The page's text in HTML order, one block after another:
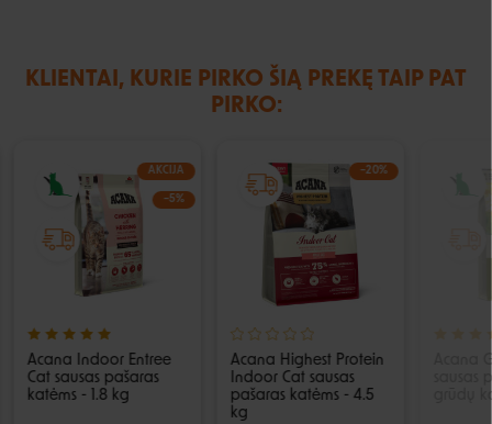
KLIENTAI, KURIE PIRKO ŠIĄ PREKĘ TAIP PAT
PIRKO:
AKCIJA
−5%
Acana Indoor Entree
Cat sausas pašaras
katėms - 1.8 kg
−20%
Acana Highest Protein
Indoor Cat sausas
pašaras katėms - 4.5
kg
Acana
sausas
grūdų